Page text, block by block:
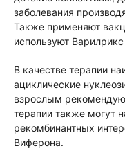
заболевания
Также применяют
используют
В качестве терапии
ациклические
взрослым
терапии также могут
рекомбинантных
Виферона.